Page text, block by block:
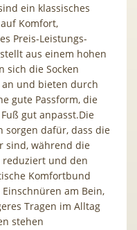
ein klassisches
Komfort,
Preis-Leistungs-
aus einem hohen
sich die Socken
und bieten durch
gute Passform, die
gut anpasst.Die
sorgen dafür, dass die
sind, während die
reduziert und den
Komfortbund
am Bein,
Tragen im Alltag
stehen